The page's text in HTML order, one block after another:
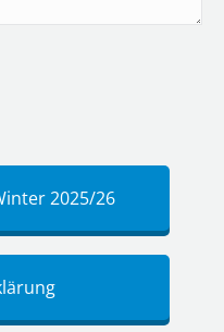
2025/26